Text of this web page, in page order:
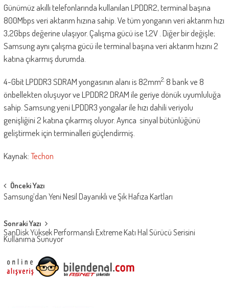
Günümüz akıllı telefonlarında kullanılan LPDDR2, terminal başına
800Mbps veri aktarım hızına sahip. Ve tüm yonganın veri aktarım hızı
3,2Gbps değerine ulaşıyor. Çalışma gücü ise 1,2V . Diğer bir değişle;
Samsung aynı çalışma gücü ile terminal başına veri aktarım hızını 2
katına çıkarmış durumda.
4-Gbit LPDDR3 SDRAM yongasının alanı is 82mm2. 8 bank ve 8
önbellekten oluşuyor ve LPDDR2 DRAM ile geriye dönük uyumluluğa
sahip. Samsung yeni LPDDR3 yongalar ile hızı dahili veriyolu
genişliğini 2 katına çıkarmış oluyor. Ayrıca sinyal bütünlüğünü
geliştirmek için terminalleri güçlendirmiş.
Kaynak:Techon
Post
navigation
Önceki Yazı
Samsung’dan Yeni Nesil Dayanıklı ve Şık Hafıza Kartları
Sonraki Yazı
SanDisk Yüksek Performanslı Extreme Katı Hal Sürücü Serisini
Kullanıma Sunuyor